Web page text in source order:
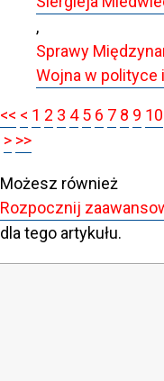
,
Sprawy
Wojna w polityce
<< < 1 2 3 4 5 6 7 8 9 10
> >>
Możesz również
Rozpocznij
dla tego artykułu.